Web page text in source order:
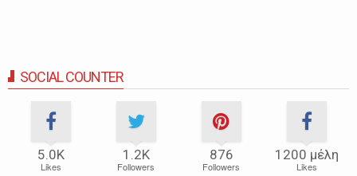
SOCIAL COUNTER
5.0Κ
Likes
1.2Κ
Followers
876
Followers
1200 μέλη
Likes